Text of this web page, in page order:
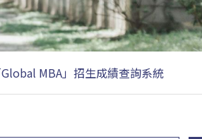
MBA」招生成績查詢系統